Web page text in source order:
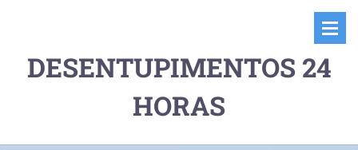
DESENTUPIMENTOS 24
HORAS